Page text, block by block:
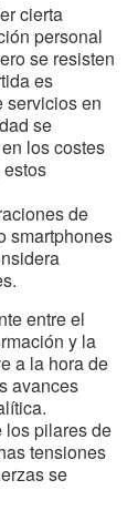
cierta
personal
se resisten
es
servicios en
se
los costes
de
smartphones
entre el
y la
a la hora de
avances
los pilares de
tensiones
se